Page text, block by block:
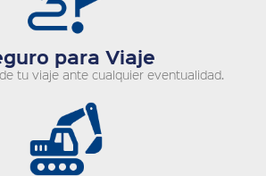
para Viaje
tu viaje ante cualquier eventualidad.